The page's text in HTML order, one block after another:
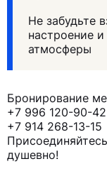
Не забудьте
настроение
атмосферы
Бронирование
+7 996 120-90-42
+7 914 268-13-15
душевно!
Я ИЩУ: